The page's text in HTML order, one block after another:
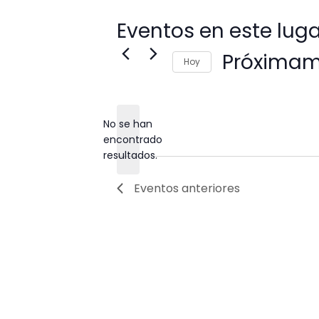
Eventos en este
Aviso
No se han
encontrado
resultados.
Hoy
Eventos anteriores